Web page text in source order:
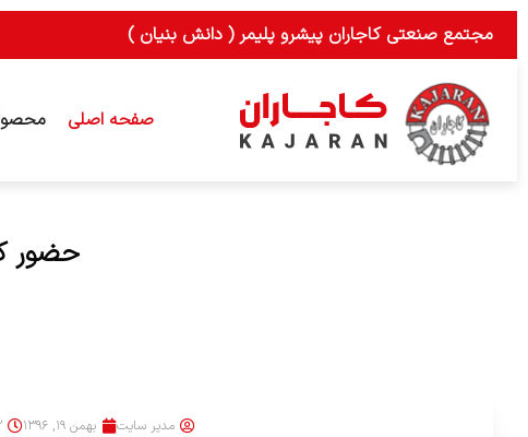
پرش
مجتمع صنعتی کاجاران پیشرو پلیمر ( دانش بنیان )
صفحه اصلی
حضور
مدیر سایت بهمن ۱۹, ۱۳۹۶